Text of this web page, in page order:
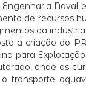
Naval
de recursos
da
a criação do
para
onde os
transporte